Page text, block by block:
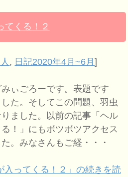
てくる！２
, 日記2020年4月~6月]
ぃごろーです。表題です
た。そしてこの問題、羽虫
ました。以前の記事「ヘル
！」にもボツボツアクセス
。みなさんもご経・・・
入ってくる！２」の続きを読